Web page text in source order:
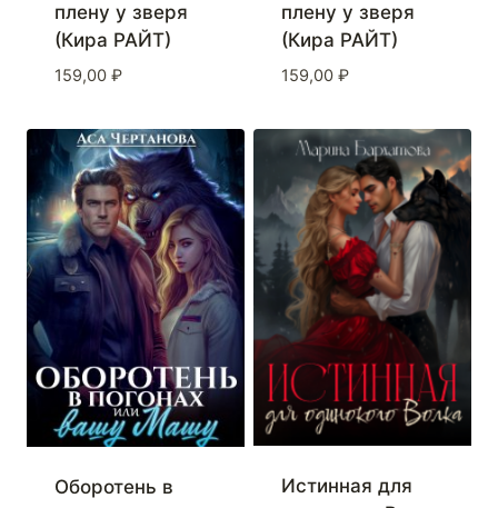
плену у зверя
(Кира РАЙТ)
159,00 ₽
плену у зверя
(Кира РАЙТ)
159,00 ₽
Оборотень в
Истинная для